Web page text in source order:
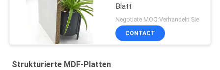
Blatt
Negotiate MOQ:Verhandeln Sie
CONTACT
Strukturierte MDF-Platten